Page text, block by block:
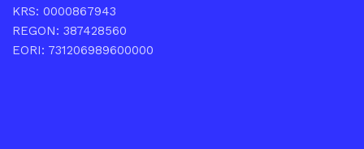
KRS: 0000867943
REGON: 387428560
EORI: 731206989600000